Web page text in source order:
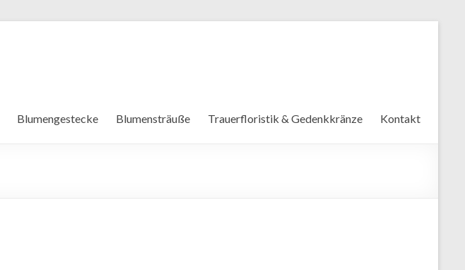
Blumengestecke Blumensträuße Trauerfloristik & Gedenkkränze Kontakt